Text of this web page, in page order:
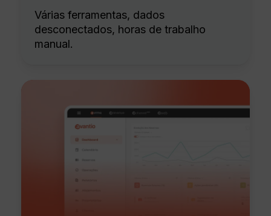
Várias ferramentas, dados
desconectados, horas de trabalho
manual.